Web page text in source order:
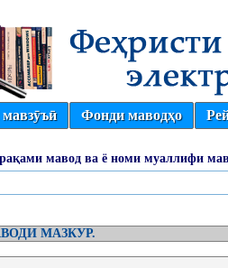
Фонди маводҳо
мавод ва ё номи муаллифи
МАЗКУР.